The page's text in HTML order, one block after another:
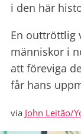
i den här
En outtröttlig
människor i
att föreviga
får hans
via John Leitão/